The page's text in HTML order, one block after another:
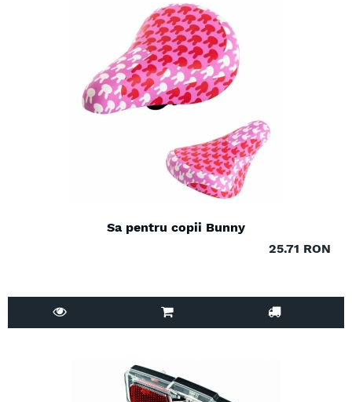
Sa pentru copii Bunny
25.71 RON